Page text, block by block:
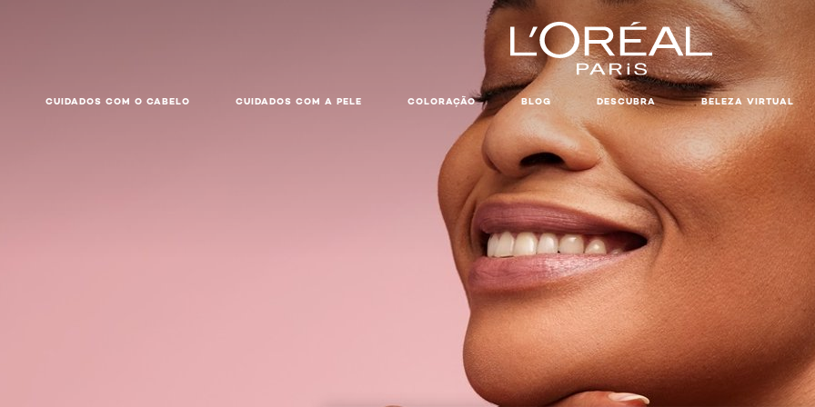
CUIDADOS COM O CABELO CUIDADOS COM A PELE COLORAÇÃO BLOG DESCUBRA BELEZA VIRTUAL